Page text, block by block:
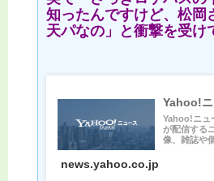
知ったんですけど、松岡
天パなの」と衝撃を受け
Yahoo!
Yahoo!ニュ
が配信する
像、雑誌や
news.yahoo.co.jp